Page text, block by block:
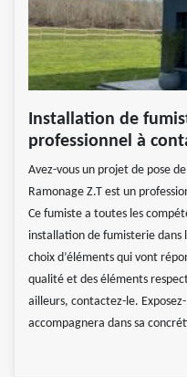
Installation de
professionnel à
Avez-vous un projet de pose
Ramonage Z.T est un
Ce fumiste a toutes les
installation de fumisterie dans
choix d’éléments qui vont
qualité et des éléments
ailleurs, contactez-le.
accompagnera dans sa